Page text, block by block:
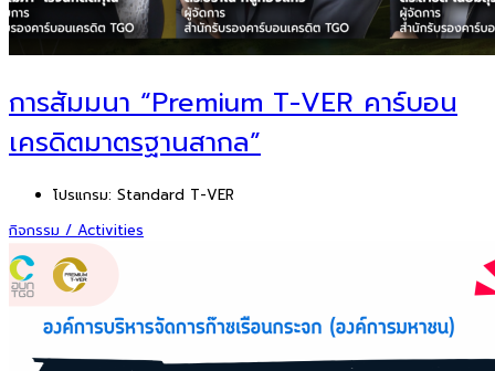
การสัมมนา “Premium T-VER คาร์บอน
เครดิตมาตรฐานสากล”
โปรแกรม: Standard T-VER
กิจกรรม / Activities